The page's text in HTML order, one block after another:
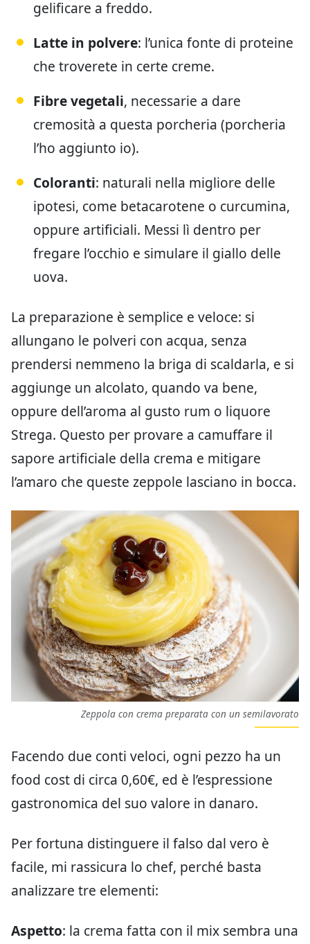
gelificare a freddo.
Latte in polvere: l’unica fonte di proteine
che troverete in certe creme.
Fibre vegetali, necessarie a dare
cremosità a questa porcheria (porcheria
l’ho aggiunto io).
Coloranti: naturali nella migliore delle
ipotesi, come betacarotene o curcumina,
oppure artificiali. Messi lì dentro per
fregare l’occhio e simulare il giallo delle
uova.
La preparazione è semplice e veloce: si
allungano le polveri con acqua, senza
prendersi nemmeno la briga di scaldarla, e si
aggiunge un alcolato, quando va bene,
oppure dell’aroma al gusto rum o liquore
Strega. Questo per provare a camuffare il
sapore artificiale della crema e mitigare
l’amaro che queste zeppole lasciano in bocca.
Zeppola con crema preparata con un semilavorato
Facendo due conti veloci, ogni pezzo ha un
food cost di circa 0,60€, ed è l’espressione
gastronomica del suo valore in danaro.
Per fortuna distinguere il falso dal vero è
facile, mi rassicura lo chef, perché basta
analizzare tre elementi:
Aspetto: la crema fatta con il mix sembra una